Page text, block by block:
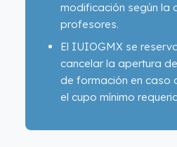
modificación según la
profesores.
El IUIOGMX se
cancelar la apertura
de formación en caso
el cupo mínimo